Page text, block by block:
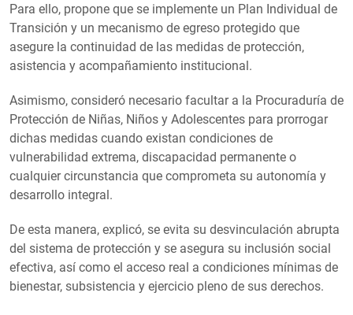
Para ello, propone que se implemente un Plan Individual de
Transición y un mecanismo de egreso protegido que
asegure la continuidad de las medidas de protección,
asistencia y acompañamiento institucional.
Asimismo, consideró necesario facultar a la Procuraduría de
Protección de Niñas, Niños y Adolescentes para prorrogar
dichas medidas cuando existan condiciones de
vulnerabilidad extrema, discapacidad permanente o
cualquier circunstancia que comprometa su autonomía y
desarrollo integral.
De esta manera, explicó, se evita su desvinculación abrupta
del sistema de protección y se asegura su inclusión social
efectiva, así como el acceso real a condiciones mínimas de
bienestar, subsistencia y ejercicio pleno de sus derechos.